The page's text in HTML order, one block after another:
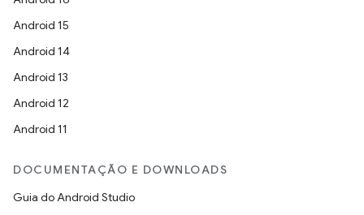
Android 15
Android 14
Android 13
Android 12
Android 11
DOCUMENTAÇÃO E DOWNLOADS
Guia do Android Studio